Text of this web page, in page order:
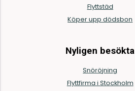
Flyttstäd
Köper upp dödsbon
Nyligen besökta
Snöröjning
Flyttfirma i Stockholm